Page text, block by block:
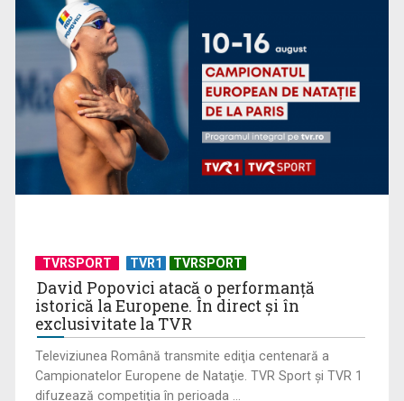
CM 2026: Etapa a 3-a, în perioada 24-28 iunie
TVRSPORT TVR1 TVRSPORT
David Popovici atacă o performanţă
istorică la Europene. În direct şi în
exclusivitate la TVR
Televiziunea Română transmite ediţia centenară a
Campionatelor Europene de Nataţie. TVR Sport şi TVR 1
difuzează competiţia în perioada ...